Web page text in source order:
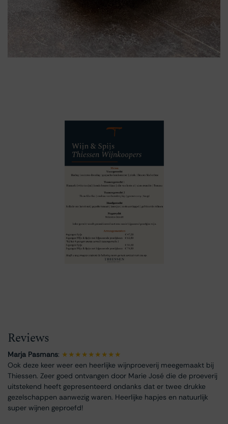
Reviews
Marja Pasmans: ★★★★★★★★★
Ook deze keer weer een heerlijke wijnproeverij meegemaakt bij
Thiessen. Zeer goed ontvangen door Marie José die de proeverij
uitstekend heeft gepresenteerd ondanks dat er twee drukke
gezelschappen aanwezig waren. Heerlijke hapjes en natuurlijk
super wijnen geproefd!